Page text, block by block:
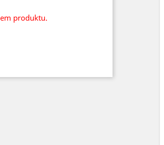
produktu.